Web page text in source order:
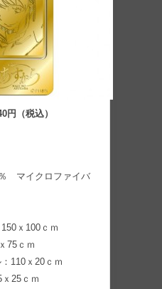
円（税込）
マイクロファイバ
ｘ100ｃｍ
75ｃｍ
110ｘ20ｃｍ
25ｃｍ